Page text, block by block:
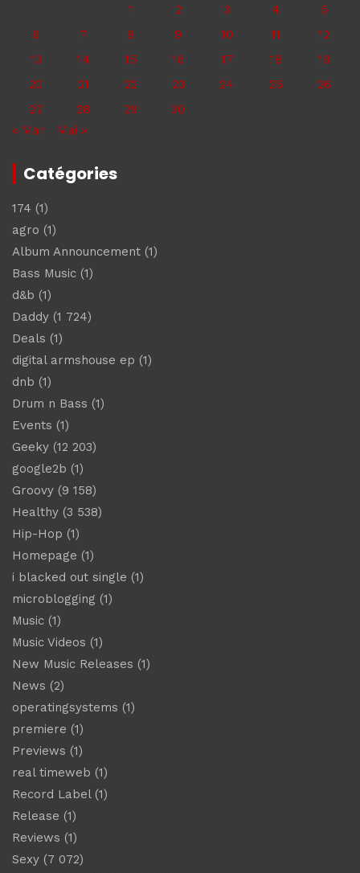
1
2 3 4
5
6
7 8 9 10 11
12
13
14 15 16 17 18
19
20
21 22 23 24 25
26
27
28 29
30
« Mar
Mai »
Catégories
174 (1)
agro (1)
Album Announcement (1)
Bass Music (1)
d&b (1)
Daddy (1 724)
Deals (1)
digital armshouse ep (1)
dnb (1)
Drum n Bass (1)
Events (1)
Geeky (12 203)
google2b (1)
Groovy (9 158)
Healthy (3 538)
Hip-Hop (1)
Homepage (1)
i blacked out single (1)
microblogging (1)
Music (1)
Music Videos (1)
New Music Releases (1)
News (2)
operatingsystems (1)
premiere (1)
Previews (1)
real timeweb (1)
Record Label(1)
Release (1)
Reviews (1)
Sexy (7 072)